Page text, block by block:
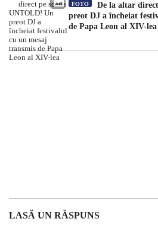
FOTO
De la altar
preot DJ a încheiat
de Papa Leon al XIV-lea
LASĂ UN RĂSPUNS